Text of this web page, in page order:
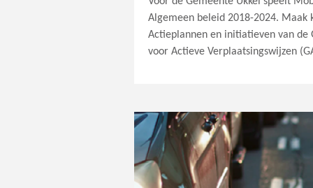
Algemeen beleid 2018-2024. Maak
Actieplannen en initiatieven van de
voor Actieve Verplaatsingswijzen